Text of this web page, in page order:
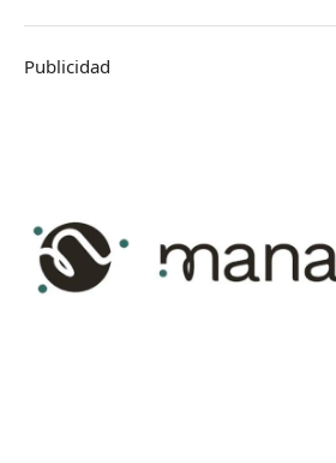
Publicidad